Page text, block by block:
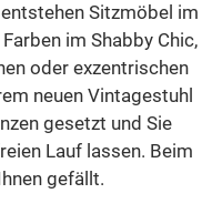
Sitzmöbel im
im Shabby Chic,
oder exzentrischen
neuen Vintagestuhl
gesetzt und Sie
Lauf lassen. Beim
gefällt.